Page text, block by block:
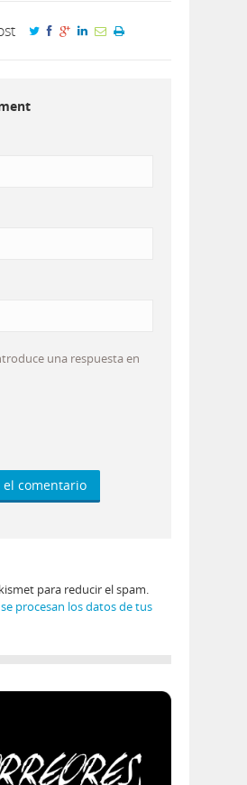
una respuesta en
para reducir el spam.
procesan los datos de tus